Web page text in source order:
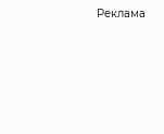
Реклама